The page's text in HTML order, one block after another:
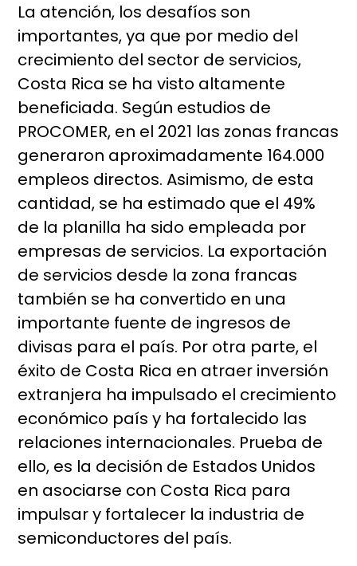
La atención, los desafíos son
importantes, ya que por medio del
crecimiento del sector de servicios,
Costa Rica se ha visto altamente
beneficiada. Según estudios de
PROCOMER, en el 2021 las zonas francas
generaron aproximadamente 164.000
empleos directos. Asimismo, de esta
cantidad, se ha estimado que el 49%
de la planilla ha sido empleada por
empresas de servicios. La exportación
de servicios desde la zona francas
también se ha convertido en una
importante fuente de ingresos de
divisas para el país. Por otra parte, el
éxito de Costa Rica en atraer inversión
extranjera ha impulsado el crecimiento
económico país y ha fortalecido las
relaciones internacionales. Prueba de
ello, es la decisión de Estados Unidos
en asociarse con Costa Rica para
impulsar y fortalecer la industria de
semiconductores del país.